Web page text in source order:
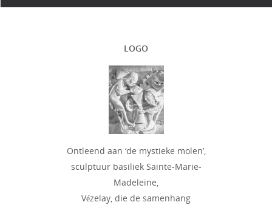
LOGO
Ontleend aan ‘de mystieke molen’,
sculptuur basiliek Sainte-Marie-
Madeleine,
Vézelay, die de samenhang